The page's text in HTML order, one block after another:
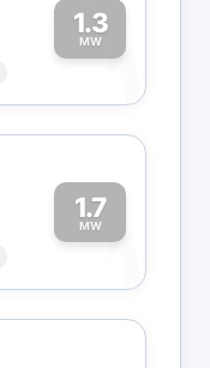
1.3
MW1
1.7
MW1